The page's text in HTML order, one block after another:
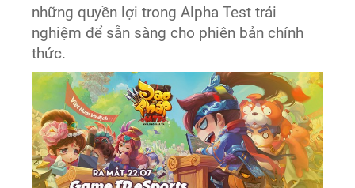
những quyền lợi trong Alpha Test trải
nghiệm để sẵn sàng cho phiên bản chính
thức.